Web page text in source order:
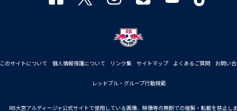
このサイトについて 個人情報保護について リンク集 サイトマップ よくあるご質問 お問い
レッドブル・グループ行動規範
RB大宮アルディージャ公式サイトで使用している画像、映像等の無断での複製・転載を禁止し